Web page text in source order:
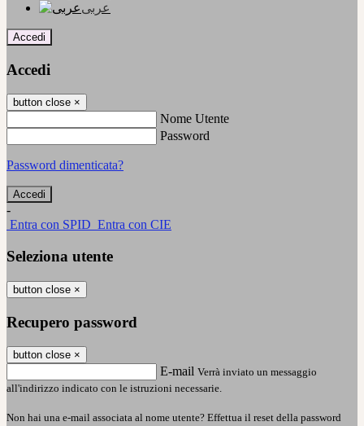
عربى
Accedi
Accedi
button close ×
Nome Utente
Password
Password dimenticata?
-
Entra con SPID Entra con CIE
Seleziona utente
button close ×
Recupero password
button close ×
E-mail Verrà inviato un messaggio
all'indirizzo indicato con le istruzioni necessarie.
Non hai una e-mail associata al nome utente? Effettua il reset della password